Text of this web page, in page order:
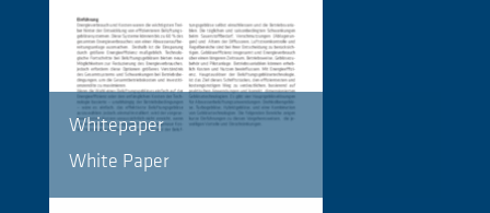
Whitepaper
White Paper